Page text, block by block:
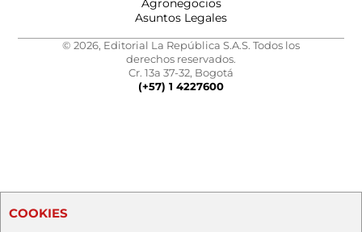
Agronegocios
Asuntos Legales
© 2026, Editorial La República S.A.S. Todos los
derechos reservados.
Cr. 13a 37-32, Bogotá
(+57) 1 4227600
COOKIES